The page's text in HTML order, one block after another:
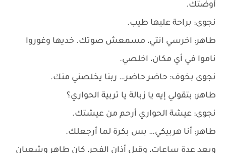
أوضتك.
نجوى: براحة عليها طيب.
طاهر: اخرسي انتي، مسمعش صوتك. خديها وغوروا
ناموا في أي مكان، اخلصي.
نجوى بخوف: حاضر حاضر… ربنا يخلصني منك.
طاهر: بتقولي إيه يا زبالة يا تربية الحواري؟
نجوى: عيشة الحواري أرحم من عيشتك.
طاهر: أنا هربيكي… بس بكرة لما أرجعلك.
وبعد عدة ساعات، وقبل أذان الفجر، كان طاهر وشعبان